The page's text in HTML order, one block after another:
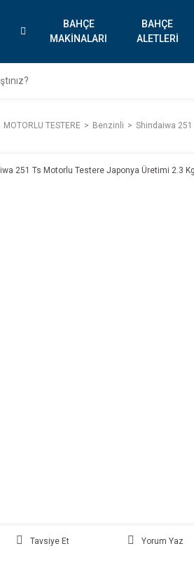
BAHÇE
MAKİNALARI
BAHÇE
ALETLERİ
MOTORLU TESTERE Benzinli Shindaiwa
Tavsiye Et Yorum Yaz